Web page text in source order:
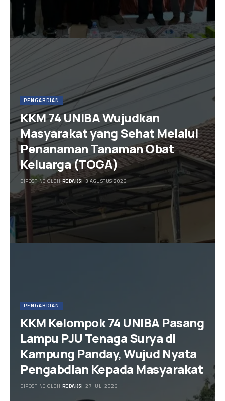
PENGABDIAN
KKM 74 UNIBA Wujudkan
Masyarakat yang Sehat Melalui
Penanaman Tanaman Obat
Keluarga (TOGA)
DIPOSTING OLEH:REDAKSI 3 AGUSTUS 2026
PENGABDIAN
KKM Kelompok 74 UNIBA Pasang
Lampu PJU Tenaga Surya di
Kampung Panday, Wujud Nyata
Pengabdian Kepada Masyarakat
DIPOSTING OLEH:REDAKSI 27 JULI 2026